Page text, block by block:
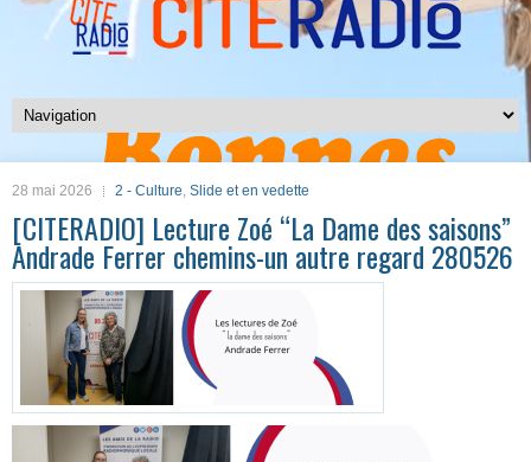
28 mai 2026 2 - Culture, Slide et en vedette
[CITERADIO] Lecture Zoé “La Dame des saisons”
Andrade Ferrer chemins-un autre regard 280526